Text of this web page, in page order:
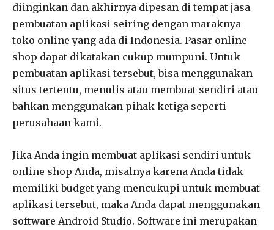
diinginkan dan akhirnya dipesan di tempat jasa
pembuatan aplikasi seiring dengan maraknya
toko online yang ada di Indonesia. Pasar online
shop dapat dikatakan cukup mumpuni. Untuk
pembuatan aplikasi tersebut, bisa menggunakan
situs tertentu, menulis atau membuat sendiri atau
bahkan menggunakan pihak ketiga seperti
perusahaan kami.
Jika Anda ingin membuat aplikasi sendiri untuk
online shop Anda, misalnya karena Anda tidak
memiliki budget yang mencukupi untuk membuat
aplikasi tersebut, maka Anda dapat menggunakan
software Android Studio. Software ini merupakan